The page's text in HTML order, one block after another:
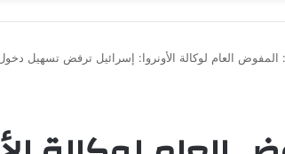
المفوض العام لوكالة الأونروا: إسرائيل ترفض تسهيل